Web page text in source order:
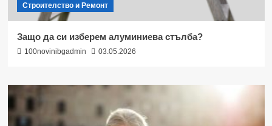
Строителство и Ремонт
Защо да си изберем алуминиева стълба?
100novinibgadmin 03.05.2026